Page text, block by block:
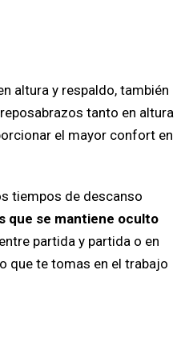
altura y respaldo, también
tanto en altura
el mayor confort en
tiempos de descanso
que se mantiene oculto
partida y partida o en
que te tomas en el trabajo